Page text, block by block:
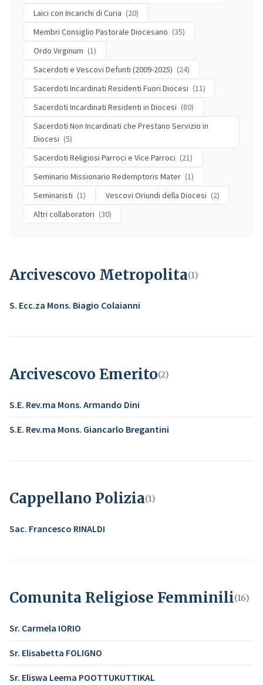
Laici con Incarichi di Curia (20)
Membri Consiglio Pastorale Diocesano (35)
Ordo Virginum (1)
Sacerdoti e Vescovi Defunti (2009-2025) (24)
Sacerdoti Incardinati Residenti Fuori Diocesi (11)
Sacerdoti Incardinati Residenti in Diocesi (80)
Sacerdoti Non Incardinati che Prestano Servizio in
Diocesi (5)
Sacerdoti Religiosi Parroci e Vice Parroci (21)
Seminario Missionario Redemptoris Mater (1)
Seminaristi (1) Vescovi Oriundi della Diocesi (2)
Altri collaboratori (30)
Arcivescovo Metropolita(1)
S. Ecc.za Mons. Biagio Colaianni
Arcivescovo Emerito(2)
S.E. Rev.ma Mons. Armando Dini
S.E. Rev.ma Mons. Giancarlo Bregantini
Cappellano Polizia(1)
Sac. Francesco RINALDI
Comunita Religiose Femminili(16)
Sr. Carmela IORIO
Sr. Elisabetta FOLIGNO
Sr. Eliswa Leema POOTTUKUTTIKAL